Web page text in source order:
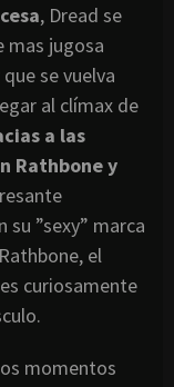
, Dread se
mas jugosa
se vuelva
al clímax de
a las
Rathbone y
su ”sexy” marca
el
curiosamente
momentos